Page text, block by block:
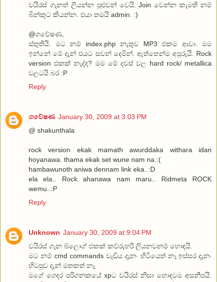
වයිරස් ගැනත් ලියන්න පුළුවන් වෙයි. Join වෙන්න කැමති නම්
බින්කුට කියන්න. එයා තමයි admin. :)
@ගවේෂණ,
ස්තුතියි. මට නම් index.php නැතුව MP3 එකම ආවා. මම
ඉන්නේ මේ දැන් එයට සවන් දෙමින්. ඇත්තෙන්ම අපූරුයි. Rock
version එකක් නැද්ද? මම මේ දවස් වල hard rock/ metallica
වලටයි බර :P
Reply
ගවේෂණ January 30, 2009 at 3:03 PM
@ shakunthala
rock version ekak mamath awurddaka withara idan
hoyanawa. thama ekak set wune nam na.:(
hambawunoth aniwa dennam link eka..:D
ela ela.. Rock ahanawa nam maru.. Ridmeta ROCK
wemu..:P
Reply
Unknown January 30, 2009 at 9:04 PM
වයිරස් ගැන බ්ලොග් එකක් කව්රුහරි ලියනවනම් හොඳයි.
මට නම් cmd commands වැඩිය දැනං හිටියෙත් නෑ.ඉස්සර දැනං
හිටපුව දැන් මතකත් නෑ.
මගේ ගෙදර පරිගනකයේ xpට වයිරස් නිසා හොඳටම අසනීපයි.